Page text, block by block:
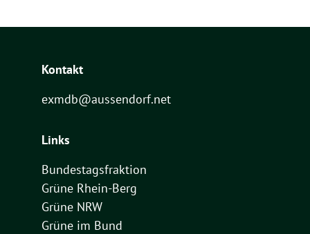
Kontakt
exmdb@aussendorf.net
Links
Bundestagsfraktion
Grüne Rhein-Berg
Grüne NRW
Grüne im Bund